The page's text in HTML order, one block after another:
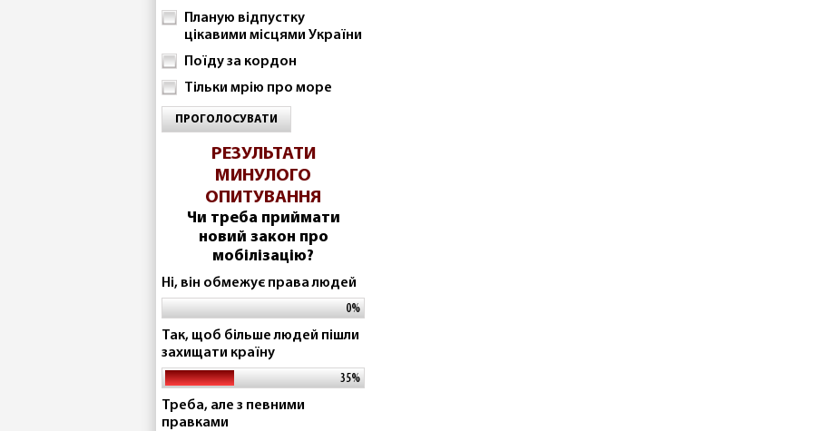
Планую відпустку
цікавими місцями України
Поїду за кордон
Тільки мрію про море
ПРОГОЛОСУВАТИ
РЕЗУЛЬТАТИ
МИНУЛОГО
ОПИТУВАННЯ
Чи треба приймати
новий закон про
мобілізацію?
Ні, він обмежує права людей
0%
Так, щоб більше людей пішли
захищати країну
35%
Треба, але з певними
правками